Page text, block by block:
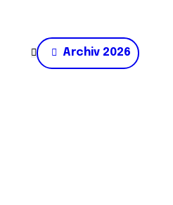
Archiv 2026